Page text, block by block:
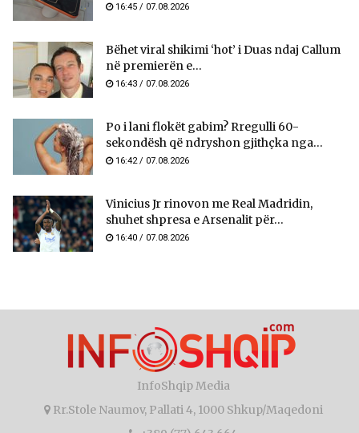
16:45 / 07.08.2026
Bëhet viral shikimi ‘hot’ i Duas ndaj Callum
në premierën e...
16:43 / 07.08.2026
Po i lani flokët gabim? Rregulli 60-
sekondësh që ndryshon gjithçka nga...
16:42 / 07.08.2026
Vinicius Jr rinovon me Real Madridin,
shuhet shpresa e Arsenalit për...
16:40 / 07.08.2026
InfoShqip Media
Rr.Stole Naumov, Pallati 4, 1000 Shkup/Maqedoni